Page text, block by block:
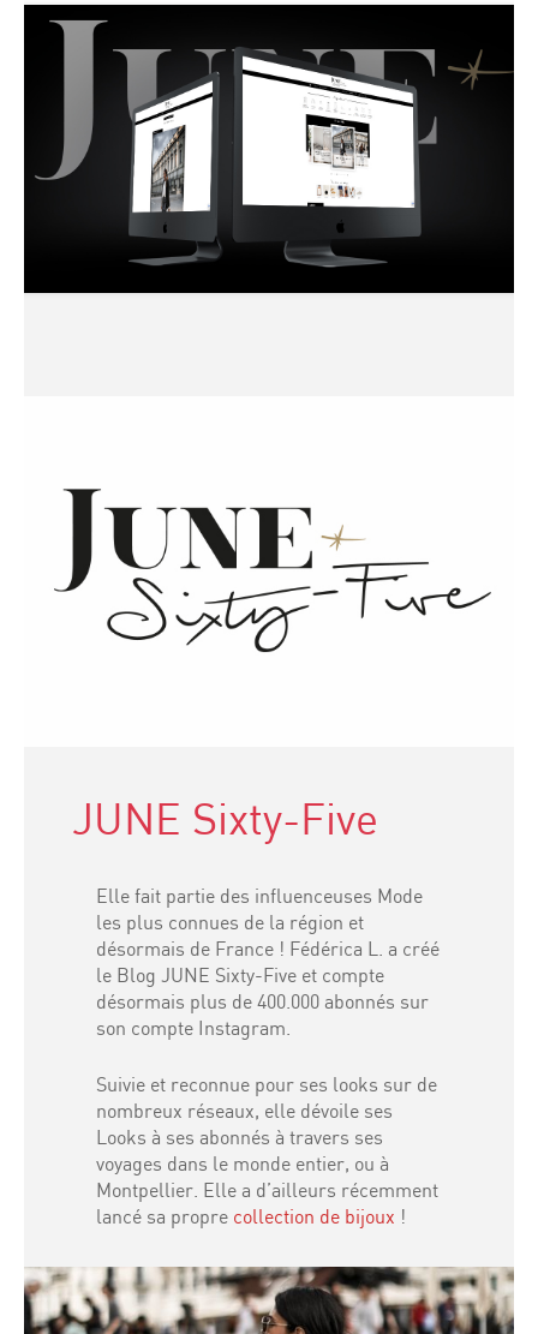
JUNE Sixty-Five
Elle fait partie des influenceuses Mode
les plus connues de la région et
désormais de France ! Fédérica L. a créé
le Blog JUNE Sixty-Five et compte
désormais plus de 400.000 abonnés sur
son compte Instagram.
Suivie et reconnue pour ses looks sur de
nombreux réseaux, elle dévoile ses
Looks à ses abonnés à travers ses
voyages dans le monde entier, ou à
Montpellier. Elle a d’ailleurs récemment
lancé sa propre collection de bijoux !